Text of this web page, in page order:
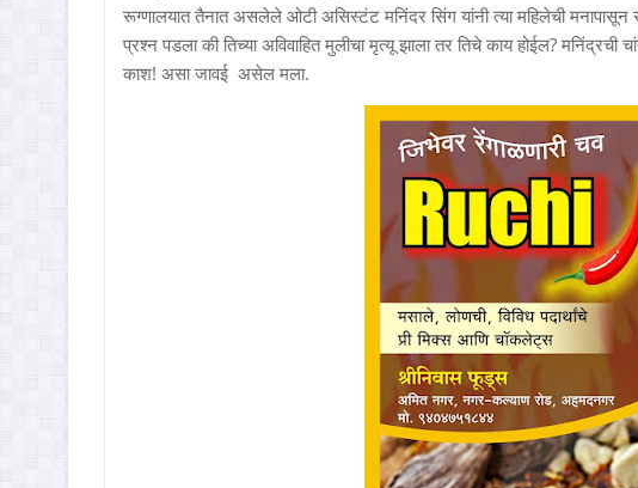
रूग्णालयात तैनात असलेले ओटी असिस्टंट मनिंदर सिंग यांनी त्या महिलेची मनापासून
प्रश्न पडला की तिच्या अविवाहित मुलीचा मृत्यू झाला तर तिचे काय होईल? मनिंद्रची
काश! असा जावई असेल मला.